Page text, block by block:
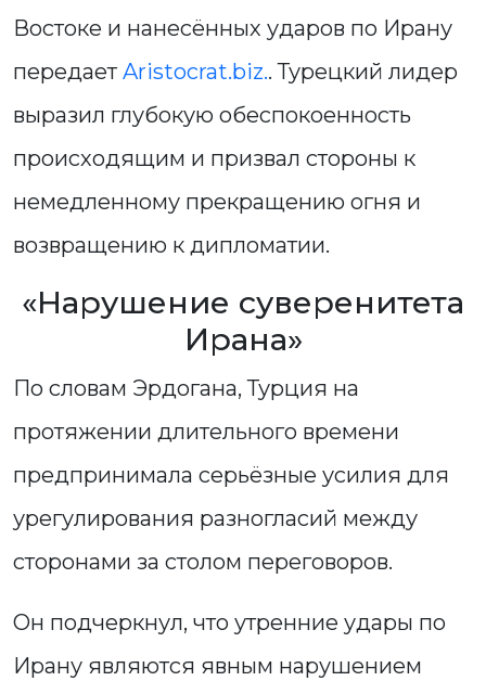
Востоке и нанесённых ударов по Ирану
передаетAristocrat.biz.. Турецкий лидер
выразил глубокую обеспокоенность
происходящим и призвал стороны к
немедленному прекращению огня и
возвращению к дипломатии.
«Нарушение суверенитета
Ирана»
По словам Эрдогана, Турция на
протяжении длительного времени
предпринимала серьёзные усилия для
урегулирования разногласий между
сторонами за столом переговоров.
Он подчеркнул, что утренние удары по
Ирану являются явным нарушением